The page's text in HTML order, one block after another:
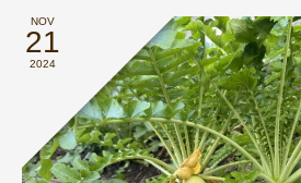
物語８４３
NOV
21
2024